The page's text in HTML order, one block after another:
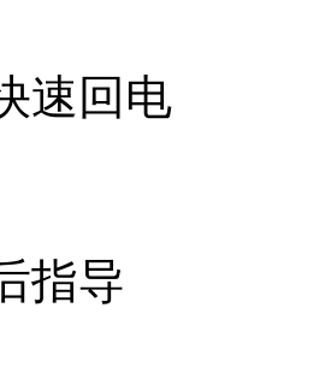
速回电
指导